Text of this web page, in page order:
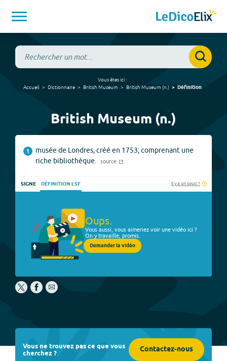
Vous êtes ici :
Accueil
Dictionnaire British Museum British Museum (n. ) Définition
British Museum (n.)
1
musée de Londres, créé en 1753; comprenant une
riche bibliothèque.
source
SIGNE DÉFINITION LSF Il y a un souci ?
Oups.
Vous aussi, vous aimeriez voir une vidéo ici ?
On y travaille, promis.
Demander la vidéo
Vous ne trouvez pas ce que vous
cherchez ? Contactez-nous